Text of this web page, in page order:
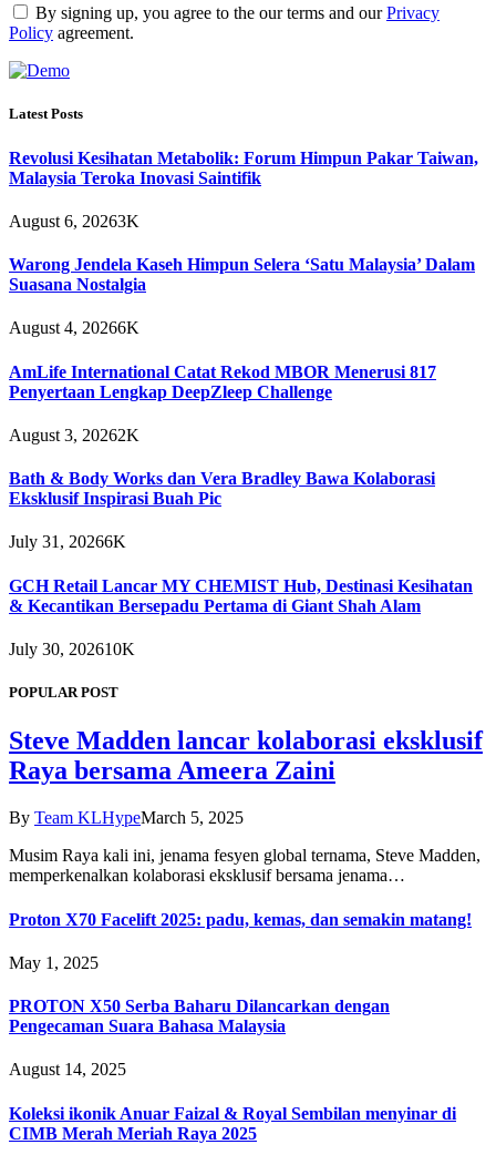
By signing up, you agree to the our terms and ourPrivacy
Policy agreement.
Latest Posts
Revolusi Kesihatan Metabolik: Forum Himpun Pakar Taiwan,
Malaysia Teroka Inovasi Saintifik
August 6, 20263K
Warong Jendela Kaseh Himpun Selera ‘Satu Malaysia’ Dalam
Suasana Nostalgia
August 4, 20266K
AmLife International Catat Rekod MBOR Menerusi 817
Penyertaan Lengkap DeepZleep Challenge
August 3, 20262K
Bath & Body Works dan Vera Bradley Bawa Kolaborasi
Eksklusif Inspirasi Buah Pic
July 31, 20266K
GCH Retail Lancar MY CHEMIST Hub, Destinasi Kesihatan
& Kecantikan Bersepadu Pertama di Giant Shah Alam
July 30, 202610K
POPULAR POST
Steve Madden lancar kolaborasi eksklusif
Raya bersama Ameera Zaini
By Team KLHypeMarch 5, 2025
Musim Raya kali ini, jenama fesyen global ternama, Steve Madden,
memperkenalkan kolaborasi eksklusif bersama jenama…
Proton X70 Facelift 2025: padu, kemas, dan semakin matang!
May 1, 2025
PROTON X50 Serba Baharu Dilancarkan dengan
Pengecaman Suara Bahasa Malaysia
August 14, 2025
Koleksi ikonik Anuar Faizal & Royal Sembilan menyinar di
CIMB Merah Meriah Raya 2025